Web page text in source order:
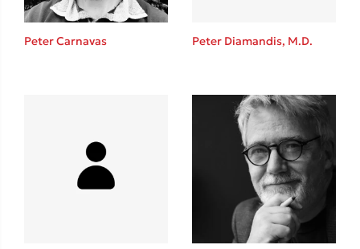
Φυστίκι ΠουΚυλάει
Κατρίνα Τσάνταλη
Lucinda Riley
Mimi Matthews
Peter Carnavas Peter Diamandis, M.D.